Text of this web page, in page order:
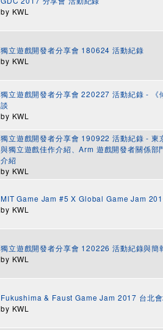
by KWL
獨立遊戲開發者分享會 180624 活動紀錄
by KWL
獨立遊戲開發者分享會 220227 活動紀錄 - 《
談
by KWL
獨立遊戲開發者分享會 190922 活動紀錄 - 東
與獨立遊戲佳作介紹、Arm 遊戲開發者關係
介紹
by KWL
MIT Game Jam #5 X Global Game Jam
by KWL
獨立遊戲開發者分享會 120226 活動紀錄與簡
by KWL
Fukushima & Faust Game Jam 2017 台北
by KWL